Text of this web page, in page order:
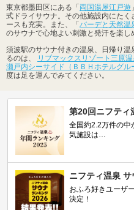
東京都墨田区にある「 両国湯屋江戸遊
式ドライサウナ。その他施設内にた
ースも充実。また、「 バーデと天然温
のサウナで心地よい刺激と発汗を楽し
須波駅のサウナ付きの温泉、日帰り
るのは、
リブマックスリゾート三原
瀬戸内シーサイド（ＢＢＨホテルグル
度は足を運んでみてください。
第20回ニフティ
全国約2.2万件の中
気施設は…
ニフティ温泉
おふろ好きユーザ
決定！